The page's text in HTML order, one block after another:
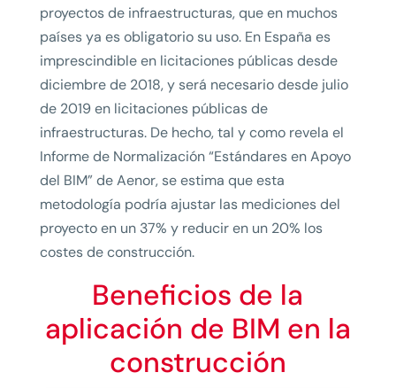
proyectos de infraestructuras, que en muchos
países ya es obligatorio su uso. En España es
imprescindible en licitaciones públicas desde
diciembre de 2018, y será necesario desde julio
de 2019 en licitaciones públicas de
infraestructuras. De hecho, tal y como revela el
Informe de Normalización “Estándares en Apoyo
del BIM” de Aenor, se estima que esta
metodología podría ajustar las mediciones del
proyecto en un 37% y reducir en un 20% los
costes de construcción.
Beneficios de la
aplicación de BIM en la
construcción